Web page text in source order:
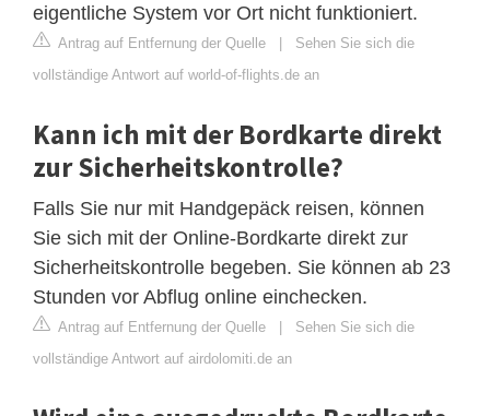
eigentliche System vor Ort nicht funktioniert.
Antrag auf Entfernung der Quelle | Sehen Sie sich die
vollständige Antwort auf world-of-flights.de an
Kann ich mit der Bordkarte direkt
zur Sicherheitskontrolle?
Falls Sie nur mit Handgepäck reisen, können
Sie sich mit der Online-Bordkarte direkt zur
Sicherheitskontrolle begeben. Sie können ab 23
Stunden vor Abflug online einchecken.
Antrag auf Entfernung der Quelle | Sehen Sie sich die
vollständige Antwort auf airdolomiti.de an